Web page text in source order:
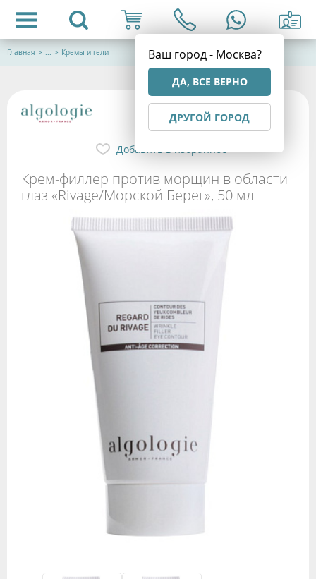
Ваш город - Москва?
ДА, ВСЕ ВЕРНО
ДРУГОЙ ГОРОД
Главная > ... > Кремы и гели
Крем-филлер против морщин в области
глаз «Rivage/Морской Берег», 50 мл
Добавить в избранное